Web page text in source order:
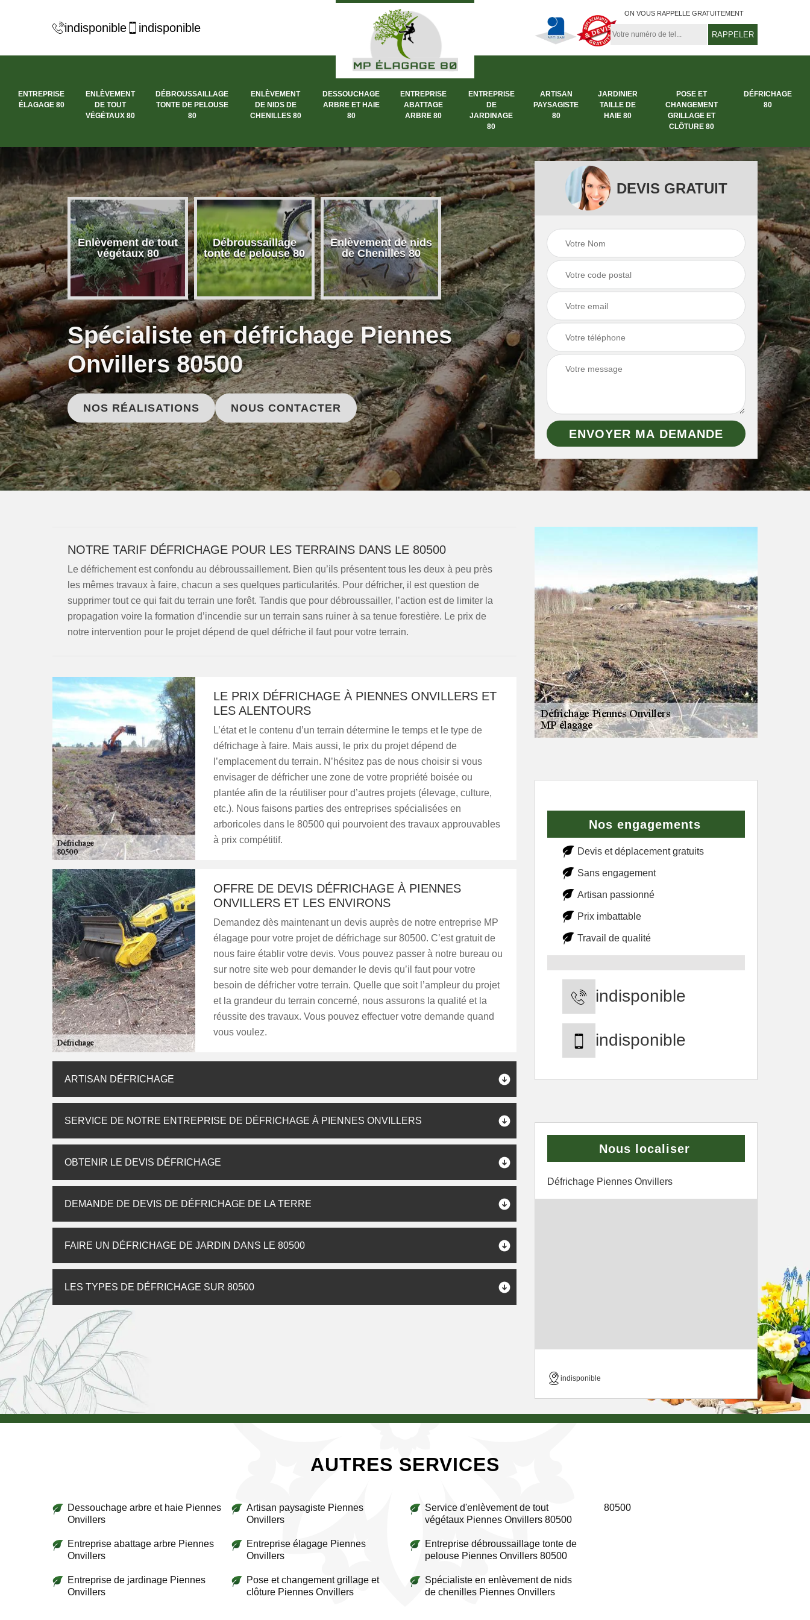
indisponible indisponible
ON VOUS RAPPELLE GRATUITEMENT
ENTREPRISE
ÉLAGAGE 80
ENLÈVEMENT
DE TOUT
VÉGÉTAUX 80
DÉBROUSSAILLAGE
TONTE DE PELOUSE
80
ENLÈVEMENT
DE NIDS DE
CHENILLES 80
DESSOUCHAGE
ARBRE ET HAIE
80
ENTREPRISE
ABATTAGE
ARBRE 80
ENTREPRISE
DE
JARDINAGE
80
ARTISAN
PAYSAGISTE
80
JARDINIER
TAILLE DE
HAIE 80
POSE ET
CHANGEMENT
GRILLAGE ET
CLÔTURE 80
DÉFRICHAGE
80
élagage
Enlèvement de tout
végétaux 80
Débroussaillage
tonte de pelouse 80
Enlèvement de nids
de Chenilles 80
Dessouchage arbre
et haie 80
Entreprise abattage
Entreprise de
jardinage 80
Spécialiste en défrichage Piennes
Onvillers 80500
NOS RÉALISATIONS NOUS CONTACTER
DEVIS GRATUIT
NOTRE TARIF DÉFRICHAGE POUR LES TERRAINS DANS LE 80500
Le défrichement est confondu au débroussaillement. Bien qu’ils présentent tous les deux à peu près
les mêmes travaux à faire, chacun a ses quelques particularités. Pour défricher, il est question de
supprimer tout ce qui fait du terrain une forêt. Tandis que pour débroussailler, l’action est de limiter la
propagation voire la formation d’incendie sur un terrain sans ruiner à sa tenue forestière. Le prix de
notre intervention pour le projet dépend de quel défriche il faut pour votre terrain.
LE PRIX DÉFRICHAGE À PIENNES ONVILLERS ET
LES ALENTOURS
L’état et le contenu d’un terrain détermine le temps et le type de
défrichage à faire. Mais aussi, le prix du projet dépend de
l’emplacement du terrain. N’hésitez pas de nous choisir si vous
envisager de défricher une zone de votre propriété boisée ou
plantée afin de la réutiliser pour d’autres projets (élevage, culture,
etc.). Nous faisons parties des entreprises spécialisées en
arboricoles dans le 80500 qui pourvoient des travaux approuvables
à prix compétitif.
OFFRE DE DEVIS DÉFRICHAGE À PIENNES
ONVILLERS ET LES ENVIRONS
Demandez dès maintenant un devis auprès de notre entreprise MP
élagage pour votre projet de défrichage sur 80500. C’est gratuit de
nous faire établir votre devis. Vous pouvez passer à notre bureau ou
sur notre site web pour demander le devis qu’il faut pour votre
besoin de défricher votre terrain. Quelle que soit l’ampleur du projet
et la grandeur du terrain concerné, nous assurons la qualité et la
réussite des travaux. Vous pouvez effectuer votre demande quand
vous voulez.
ARTISAN DÉFRICHAGE
SERVICE DE NOTRE ENTREPRISE DE DÉFRICHAGE À PIENNES ONVILLERS
OBTENIR LE DEVIS DÉFRICHAGE
DEMANDE DE DEVIS DE DÉFRICHAGE DE LA TERRE
FAIRE UN DÉFRICHAGE DE JARDIN DANS LE 80500
LES TYPES DE DÉFRICHAGE SUR 80500
Nos engagements
Devis et déplacement gratuits
Sans engagement
Artisan passionné
Prix imbattable
Travail de qualité
indisponible
indisponible
Nous localiser
Défrichage Piennes Onvillers
indisponible
AUTRES SERVICES
Dessouchage arbre et haie Piennes
Onvillers
Entreprise abattage arbre Piennes
Onvillers
Entreprise de jardinage Piennes
Onvillers
Artisan paysagiste Piennes
Onvillers
Entreprise élagage Piennes
Onvillers
Pose et changement grillage et
clôture Piennes Onvillers
Service d'enlèvement de tout
végétaux Piennes Onvillers 80500
Entreprise débroussaillage tonte de
pelouse Piennes Onvillers 80500
Spécialiste en enlèvement de nids
de chenilles Piennes Onvillers
80500